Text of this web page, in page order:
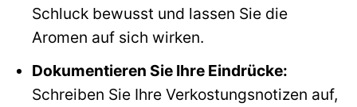
Schluck bewusst und lassen Sie die
Aromen auf sich wirken.
Dokumentieren Sie Ihre Eindrücke:
Schreiben Sie Ihre Verkostungsnotizen auf,